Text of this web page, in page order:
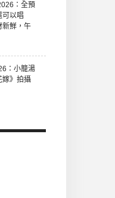
：全預
可以唱
新鮮，午
：小籠湯
嫁》拍攝